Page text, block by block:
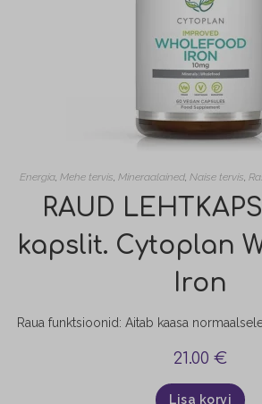
Energia, Mehe tervis, Mineraalained, Naise tervis,
RAUD
kapslit. Cytoplan
Iron
21.00 €
Lisa korvi